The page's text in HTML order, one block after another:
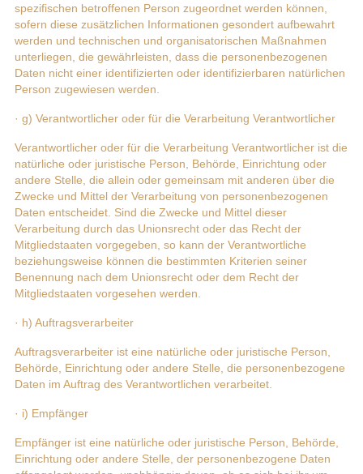
spezifischen betroffenen Person zugeordnet werden können,
sofern diese zusätzlichen Informationen gesondert aufbewahrt
werden und technischen und organisatorischen Maßnahmen
unterliegen, die gewährleisten, dass die personenbezogenen
Daten nicht einer identifizierten oder identifizierbaren natürlichen
Person zugewiesen werden.
· g) Verantwortlicher oder für die Verarbeitung Verantwortlicher
Verantwortlicher oder für die Verarbeitung Verantwortlicher ist die
natürliche oder juristische Person, Behörde, Einrichtung oder
andere Stelle, die allein oder gemeinsam mit anderen über die
Zwecke und Mittel der Verarbeitung von personenbezogenen
Daten entscheidet. Sind die Zwecke und Mittel dieser
Verarbeitung durch das Unionsrecht oder das Recht der
Mitgliedstaaten vorgegeben, so kann der Verantwortliche
beziehungsweise können die bestimmten Kriterien seiner
Benennung nach dem Unionsrecht oder dem Recht der
Mitgliedstaaten vorgesehen werden.
· h) Auftragsverarbeiter
Auftragsverarbeiter ist eine natürliche oder juristische Person,
Behörde, Einrichtung oder andere Stelle, die personenbezogene
Daten im Auftrag des Verantwortlichen verarbeitet.
· i) Empfänger
Empfänger ist eine natürliche oder juristische Person, Behörde,
Einrichtung oder andere Stelle, der personenbezogene Daten